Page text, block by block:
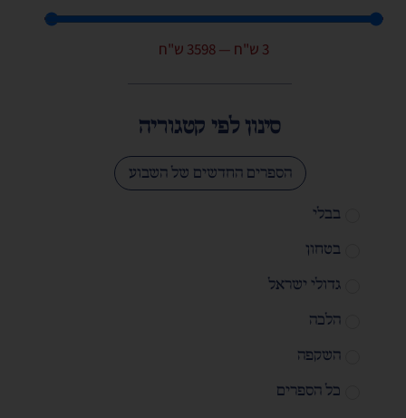
3 ש"ח —
3598 ש"ח
סינון לפי קטגוריה
הספרים החדשים של השבוע
בבלי
בטחון
גדולי ישראל
הלכה
השקפה
כל הספרים